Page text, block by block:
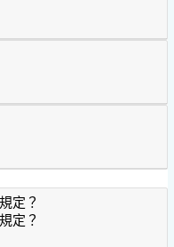
期課程，那電腦會不會也
定？
定？
規定？